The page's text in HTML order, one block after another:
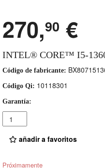
270,90 €
INTEL® CORE™ I5-
Código de fabricante:
Código Qi: 10118301
Garantía:
Cantidad
añadir a favoritos
Próximamente